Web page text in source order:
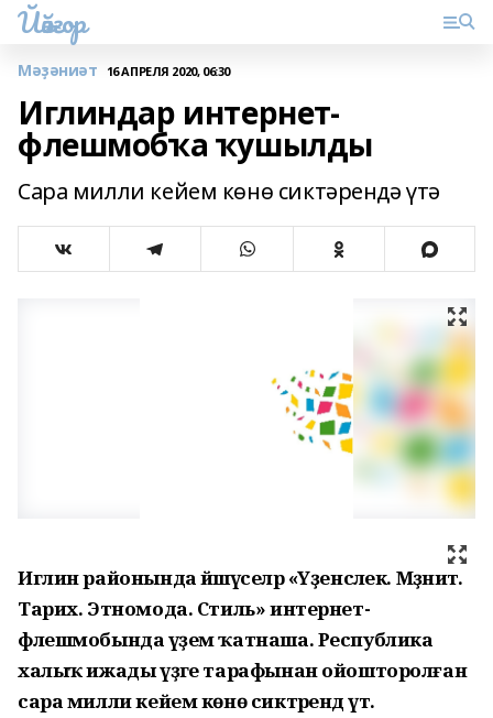
Йәйғор
Мәҙәниәт 16 АПРЕЛЯ 2020, 06:30
Иглиндар интернет-
флешмобҡа ҡушылды
Сара милли кейем көнө сиктәрендә үтә
Иглин районында йәшәүселәр «Үҙенсәлек. Мәҙәниәт.
Тарих. Этномода. Стиль» интернет-
флешмобында әүҙем ҡатнаша. Республика
халыҡ ижады үҙәге тарафынан ойошторолған
сара милли кейем көнө сиктәрендә үтә.